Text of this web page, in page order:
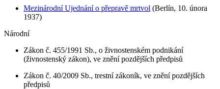
Mezinárodní Ujednání o přepravě mrtvol (Berlín, 10. února
1937)
Národní
Zákon č. 455/1991 Sb., o živnostenském podnikání
(živnostenský zákon), ve znění pozdějších předpisů
Zákon č. 40/2009 Sb., trestní zákoník, ve znění pozdějších
předpisů